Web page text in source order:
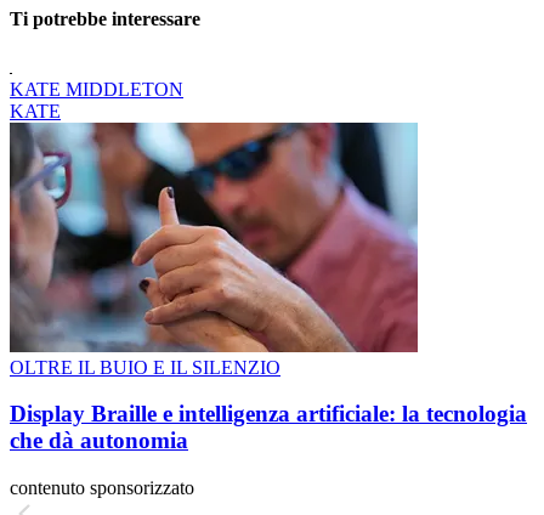
Ti potrebbe interessare
KATE MIDDLETON
KATE
OLTRE IL BUIO E IL SILENZIO
Display Braille e intelligenza artificiale: la tecnologia
che dà autonomia
contenuto sponsorizzato